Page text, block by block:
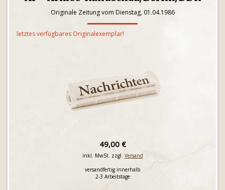
Originale Zeitung vom Dienstag, 01.04.1986
letztes verfügbares Originalexemplar!
49,00 €
inkl. MwSt. zzgl. Versand
versandfertig innerhalb
2-3 Arbeitstage